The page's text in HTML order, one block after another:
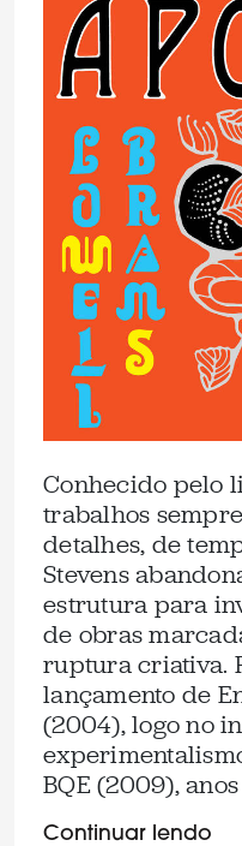
Conhecido pelo
trabalhos
detalhes, de
Stevens
estrutura para
de obras
ruptura criativa.
lançamento de
(2004), logo no
BQE (2009),
Continuar lendo